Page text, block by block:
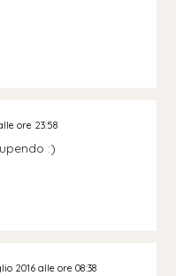
ore 23:58
:)
2016 alle ore 08:38